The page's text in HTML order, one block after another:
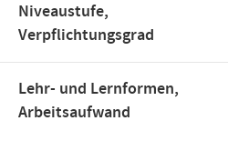
Niveaustufe,
Verpflichtungsgrad
Lehr- und Lernformen,
Arbeitsaufwand